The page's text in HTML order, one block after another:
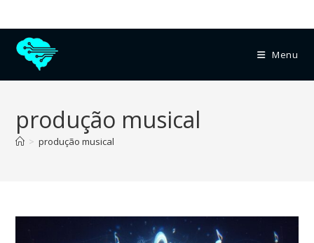
Menu
produção musical
> produção musical